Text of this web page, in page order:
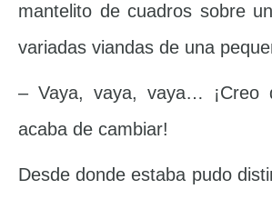
mantelito de cuadros sobre
variadas viandas de una
– Vaya, vaya, vaya… ¡Creo
acaba de cambiar!
Desde donde estaba pudo